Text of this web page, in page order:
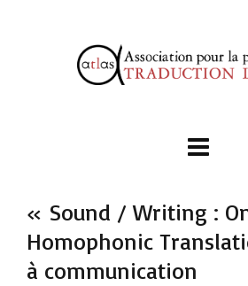
« Sound / Writing :
Homophonic
à communication